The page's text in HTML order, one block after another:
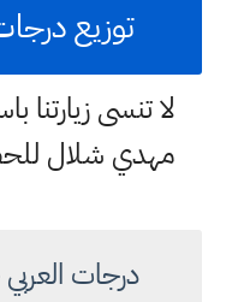
توزيع
لا تنسى زيارتنا
مهدي شلال
درجات